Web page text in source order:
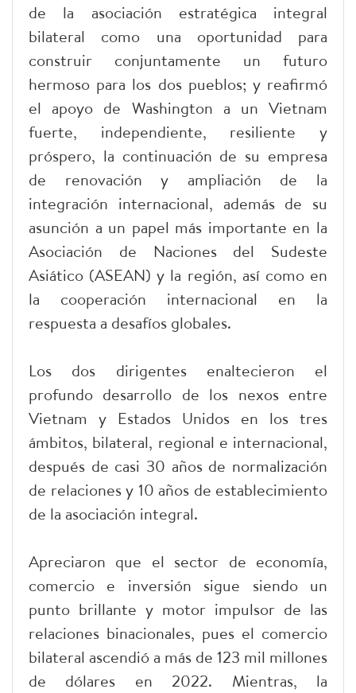
de la asociación estratégica integral
bilateral como una oportunidad para
construir conjuntamente un futuro
hermoso para los dos pueblos; y reafirmó
el apoyo de Washington a un Vietnam
fuerte, independiente, resiliente y
próspero, la continuación de su empresa
de renovación y ampliación de la
integración internacional, además de su
asunción a un papel más importante en la
Asociación de Naciones del Sudeste
Asiático (ASEAN) y la región, así como en
la cooperación internacional en la
respuesta a desafíos globales.
Los dos dirigentes enaltecieron el
profundo desarrollo de los nexos entre
Vietnam y Estados Unidos en los tres
ámbitos, bilateral, regional e internacional,
después de casi 30 años de normalización
de relaciones y 10 años de establecimiento
de la asociación integral.
Apreciaron que el sector de economía,
comercio e inversión sigue siendo un
punto brillante y motor impulsor de las
relaciones binacionales, pues el comercio
bilateral ascendió a más de 123 mil millones
de dólares en 2022. Mientras, la